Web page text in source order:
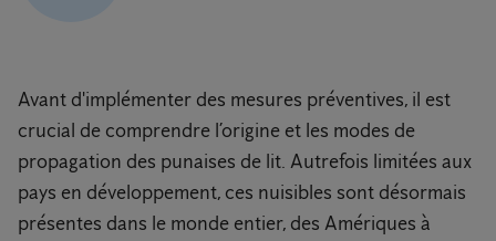
Avant d'implémenter des mesures préventives, il est
crucial de comprendre l’origine et les modes de
propagation des punaises de lit. Autrefois limitées aux
pays en développement, ces nuisibles sont désormais
présentes dans le monde entier, des Amériques à